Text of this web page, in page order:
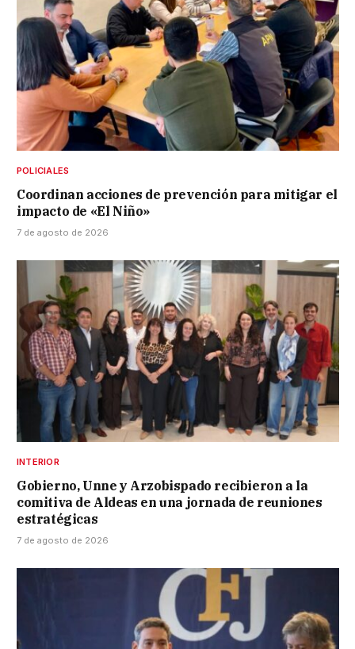
POLICIALES
Coordinan acciones de prevención para mitigar el
impacto de «El Niño»
7 de agosto de 2026
INTERIOR
Gobierno, Unne y Arzobispado recibieron a la
comitiva de Aldeas en una jornada de reuniones
estratégicas
7 de agosto de 2026